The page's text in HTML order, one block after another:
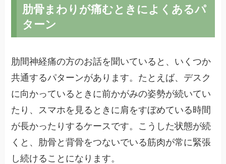
肋骨まわりが痛むときによくあるパ
ターン
肋間神経痛の方のお話を聞いていると、いくつか
共通するパターンがあります。たとえば、デスク
に向かっているときに前かがみの姿勢が続いてい
たり、スマホを見るときに肩をすぼめている時間
が長かったりするケースです。こうした状態が続
くと、肋骨と背骨をつないでいる筋肉が常に緊張
し続けることになります。